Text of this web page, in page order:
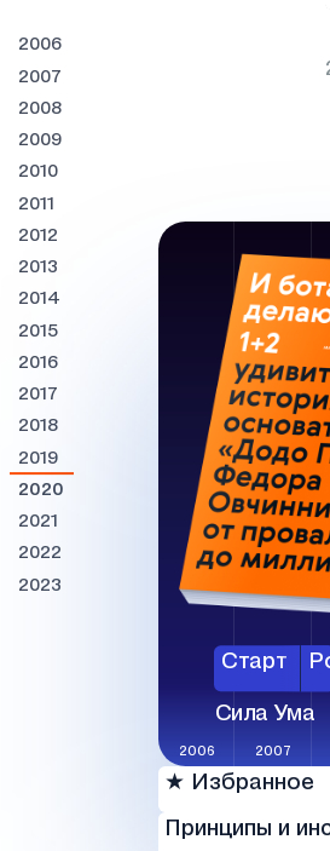
2006
2007
2008
2009
2010
2011
2012
2013
2014
2015
2016
2017
2018
2019
2020
2021
2022
2023
2006 2007
Сила Ума
Старт
★ Избранное
Принципы и